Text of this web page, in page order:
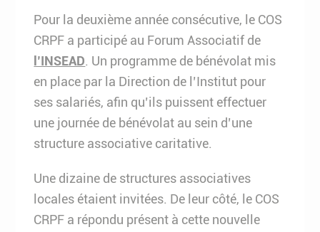
Pour la deuxième année consécutive, le COS
CRPF a participé au Forum Associatif de
l’INSEAD. Un programme de bénévolat mis
en place par la Direction de l’Institut pour
ses salariés, afin qu’ils puissent effectuer
une journée de bénévolat au sein d’une
structure associative caritative.
Une dizaine de structures associatives
locales étaient invitées. De leur côté, le COS
CRPF a répondu présent à cette nouvelle